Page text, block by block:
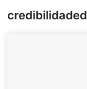
credibilidaded